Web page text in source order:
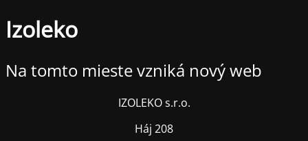
Izoleko
Na tomto mieste vzniká nový web
IZOLEKO s.r.o.
Háj 208